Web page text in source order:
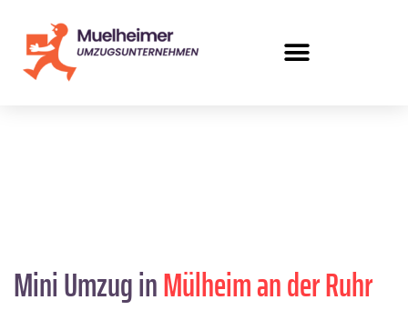
Mini Umzug inMülheim an der Ruhr